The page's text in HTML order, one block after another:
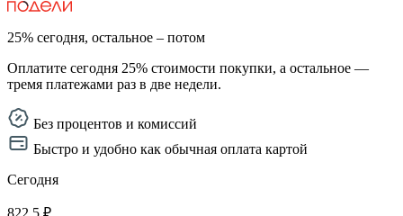
25% сегодня, остальное – потом
Оплатите сегодня 25% стоимости покупки, а остальное —
тремя платежами раз в две недели.
Без процентов и комиссий
Быстро и удобно как обычная оплата картой
Сегодня